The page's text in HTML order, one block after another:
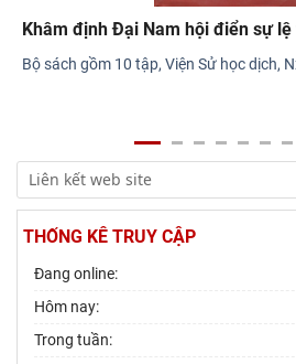
Khâm định Đại Nam hội điển sự
Bộ sách gồm 10 tập, Viện Sử học dịch,
THỐNG KÊ TRUY CẬP
Đang online:
Hôm nay:
Trong tuần: